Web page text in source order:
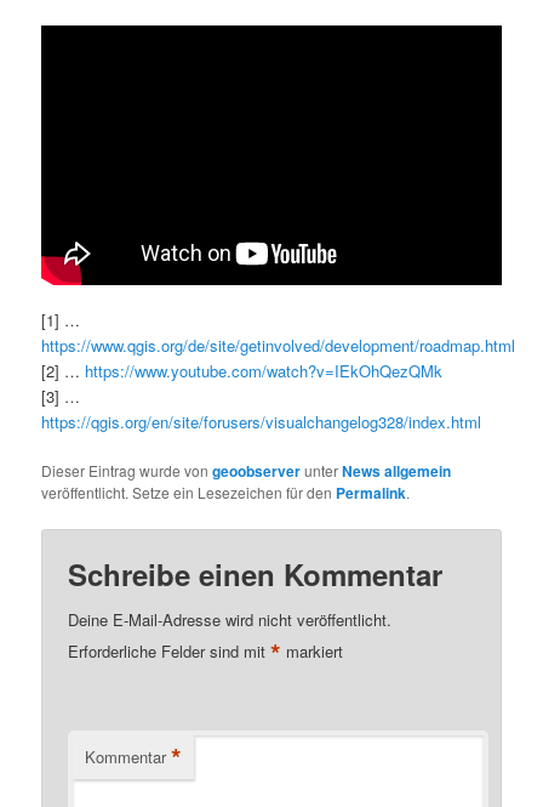
[1] …
https://www.qgis.org/de/site/getinvolved/development/roadmap.html
[2] … https://www.youtube.com/watch?v=IEkOhQezQMk
[3] …
https://qgis.org/en/site/forusers/visualchangelog328/index.html
Dieser Eintrag wurde vongeoobserverunterNews allgemein
veröffentlicht. Setze ein Lesezeichen für den Permalink.
Schreibe einen Kommentar
Deine E-Mail-Adresse wird nicht veröffentlicht.
Erforderliche Felder sind mit* markiert
Kommentar *